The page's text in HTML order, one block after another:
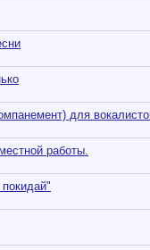
для
работы.